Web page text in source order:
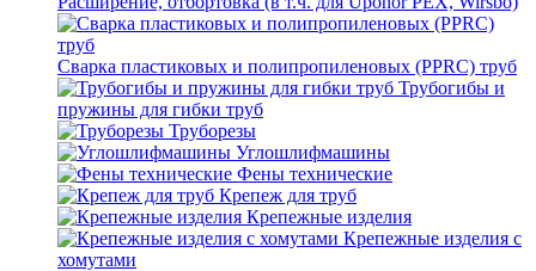
Сварка пластиковых и полипропиленовых (PPRC) труб
Трубогибы и
пружины для гибки труб
Труборезы
Углошлифмашины
Фены технические
Крепеж для труб
Крепежные изделия
Крепежные изделия с
хомутами